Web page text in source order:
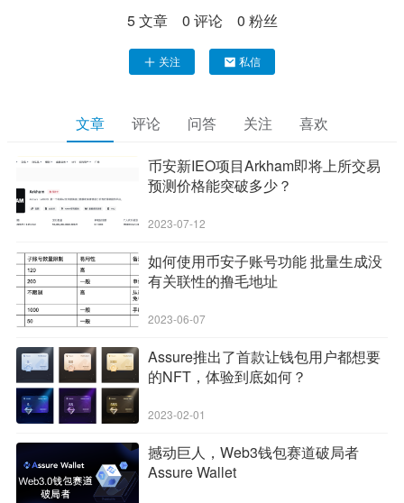
5文章 0 评论 0 粉丝
关注 私信
文章 评论 问答 关注 喜欢
币安新IEO项目Arkham即将上所交易
预测价格能突破多少？
2023-07-12
如何使用币安子账号功能 批量生成没
有关联性的撸毛地址
2023-06-07
Assure推出了首款让钱包用户都想要
的NFT，体验到底如何？
2023-02-01
撼动巨人，Web3钱包赛道破局者
Assure Wallet